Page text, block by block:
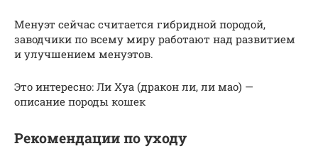
Менуэт сейчас считается гибридной породой,
заводчики по всему миру работают над развитием
и улучшением менуэтов.
Это интересно: Ли Хуа (дракон ли, ли мао) —
описание породы кошек
Рекомендации по уходу